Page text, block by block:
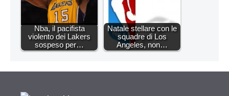
Nba, il pacifista
violento dei Lakers
sospeso per…
Natale stellare con le
squadre di Los
Angeles, non…